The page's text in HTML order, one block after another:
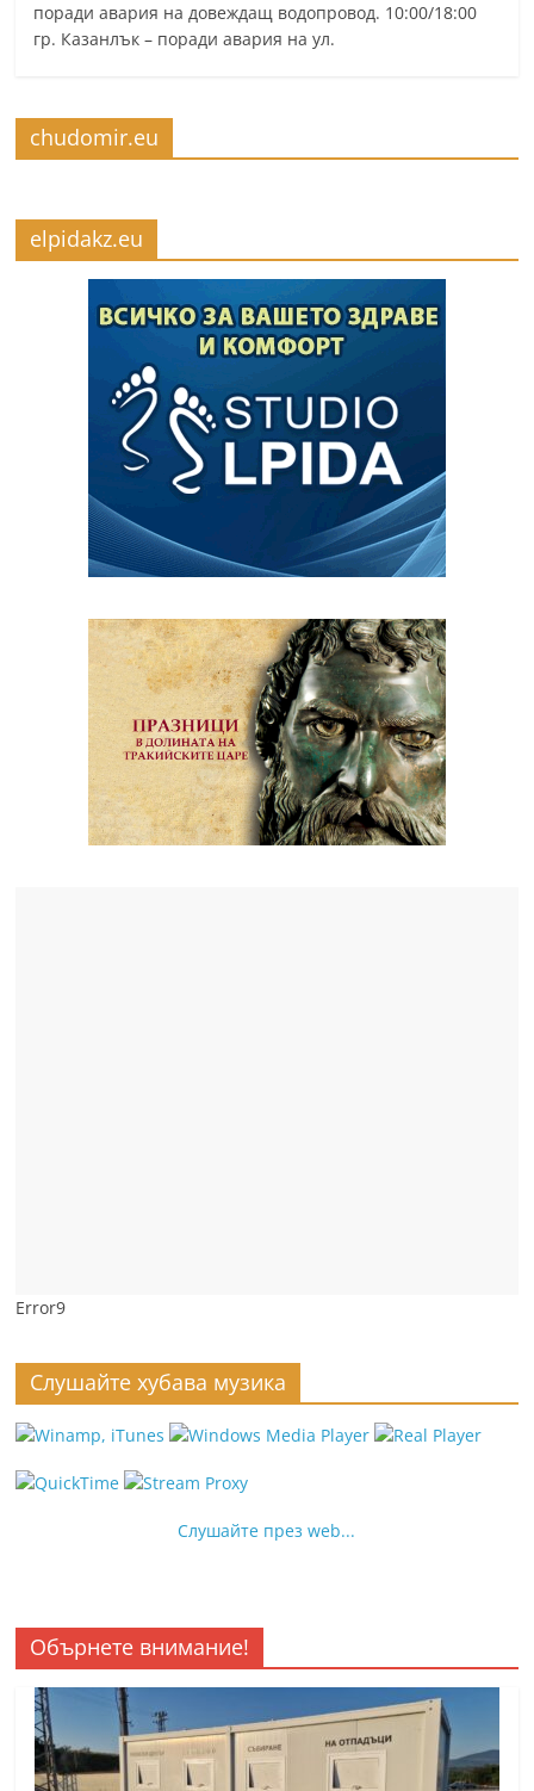
поради авария на довеждащ водопровод. 10:00/18:00
гр. Казанлък – поради авария на ул.
chudomir.eu
elpidakz.eu
Error9
Слушайте хубава музика
Слушайте през web...
Обърнете внимание!